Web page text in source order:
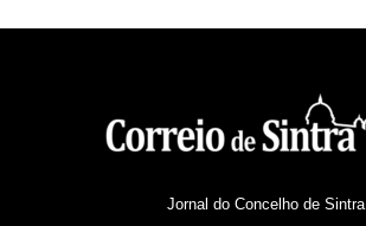
Jornal do Concelho de Sintra